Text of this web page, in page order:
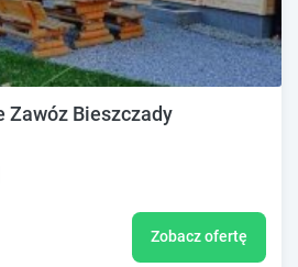
Zawóz Bieszczady
Zobacz ofertę